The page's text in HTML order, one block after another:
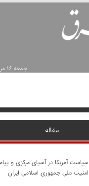
جمعه ۱۶ مرداد ۱۴۰۵ ساعت: ۲۱:۱۳
مقاله
سیاست آمریکا در آسیای مرکزی و
امنیت ملی جمهوری اسلامی ایران